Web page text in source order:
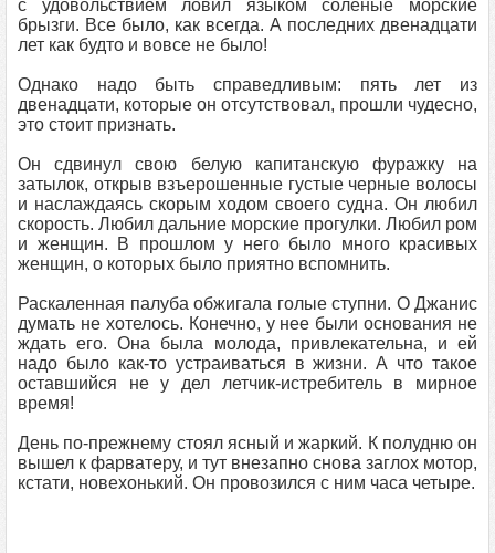
с удовольствием ловил языком соленые морские
брызги. Все было, как всегда. А последних двенадцати
лет как будто и вовсе не было!
Однако надо быть справедливым: пять лет из
двенадцати, которые он отсутствовал, прошли чудесно,
это стоит признать.
Он сдвинул свою белую капитанскую фуражку на
затылок, открыв взъерошенные густые черные волосы
и наслаждаясь скорым ходом своего судна. Он любил
скорость. Любил дальние морские прогулки. Любил ром
и женщин. В прошлом у него было много красивых
женщин, о которых было приятно вспомнить.
Раскаленная палуба обжигала голые ступни. О Джанис
думать не хотелось. Конечно, у нее были основания не
ждать его. Она была молода, привлекательна, и ей
надо было как-то устраиваться в жизни. А что такое
оставшийся не у дел летчик-истребитель в мирное
время!
День по-прежнему стоял ясный и жаркий. К полудню он
вышел к фарватеру, и тут внезапно снова заглох мотор,
кстати, новехонький. Он провозился с ним часа четыре.